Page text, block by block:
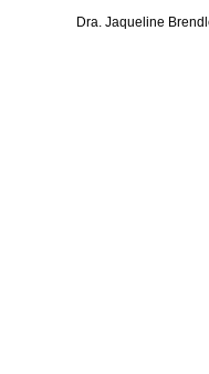
Dra. Jaqueline